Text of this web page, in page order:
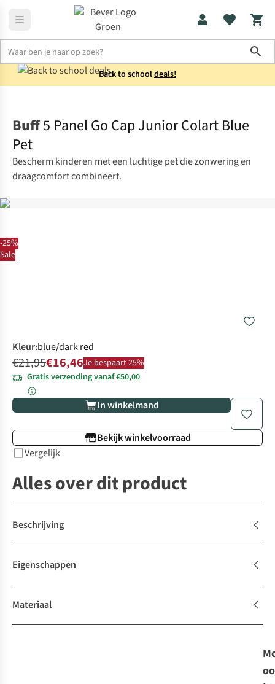
Back to schooldeals!
-25%
Sale
Buff5 Panel Go Cap Junior Colart Blue
Pet
Bescherm kinderen met een luchtige pet die zonwering en
draagcomfort combineert.
Kleur:blue/dark red
€21,95€16,46Je bespaart 25%
Gratis verzending vanaf €50,00
In winkelmand
Bekijk winkelvoorraad
Vergelijk
Alles over dit product
Beschrijving
Eigenschappen
Materiaal